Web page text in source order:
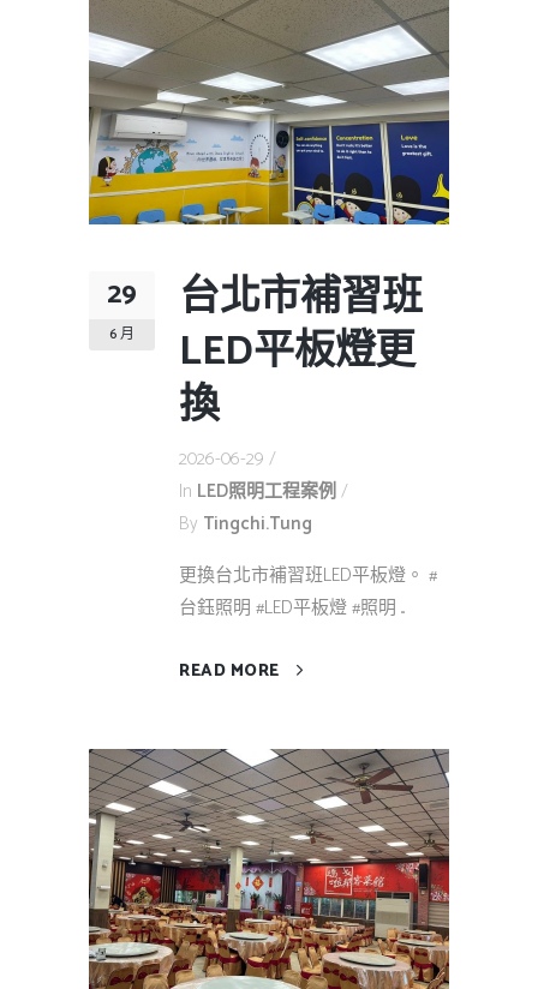
29
6 月
台北市補習班
LED平板燈更
換
2026-06-29
In LED照明工程案例
By Tingchi.tung
更換台北市補習班LED平板燈。 #
台鈺照明 #LED平板燈 #照明 ...
READ MORE